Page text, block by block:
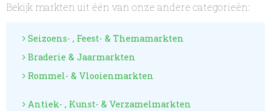
Bekijk markten uit één van onze andere categorieën:
Seizoens- , Feest- & Themamarkten
Braderie & Jaarmarkten
Rommel- & Vlooienmarkten
Antiek- , Kunst- & Verzamelmarkten